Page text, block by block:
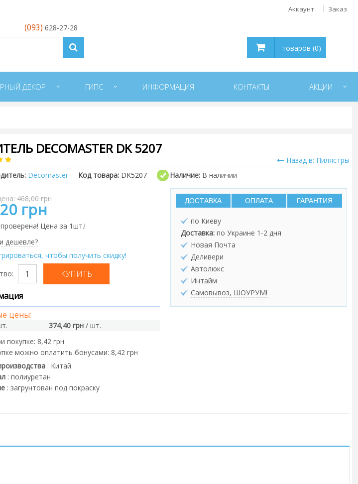
Аккаунт Заказ
(093) 628-27-28
товаров (0)
ДЕКОР ГИПС ИНФОРМАЦИЯ КОНТАКТЫ АКЦИИ
DECOMASTER DK 5207
Назад в: Пилястры
Decomaster Код товара: DK5207 Наличие: В наличии
468,00 грн
грн
Цена за 1шт.!
дешевле?
чтобы получить скидку!
цены:
374,40 грн / шт.
покупке: 8,42 грн
можно оплатить бонусами: 8,42 грн
: Китай
: полиуретан
: загрунтован под покраску
ДОСТАВКА ОПЛАТА ГАРАНТИЯ
по Киеву
Доставка: по Украине 1-2 дня
Новая Почта
Деливери
Автолюкс
Интайм
Самовывоз, ШОУРУМ!